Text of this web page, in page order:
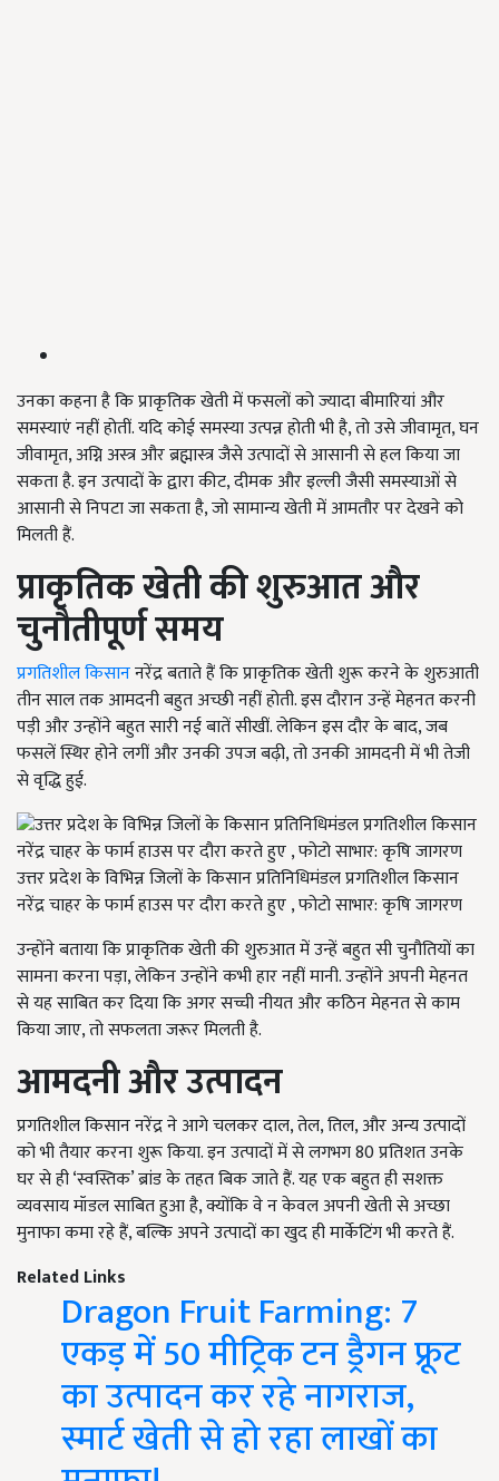
उनका कहना है कि प्राकृतिक खेती में फसलों को ज्यादा बीमारियां और
समस्याएं नहीं होतीं. यदि कोई समस्या उत्पन्न होती भी है, तो उसे जीवामृत, घन
जीवामृत, अग्नि अस्त्र और ब्रह्मास्त्र जैसे उत्पादों से आसानी से हल किया जा
सकता है. इन उत्पादों के द्वारा कीट, दीमक और इल्ली जैसी समस्याओं से
आसानी से निपटा जा सकता है, जो सामान्य खेती में आमतौर पर देखने को
मिलती हैं.
प्राकृतिक खेती की शुरुआत और
चुनौतीपूर्ण समय
प्रगतिशील किसाननरेंद्र बताते हैं कि प्राकृतिक खेती शुरू करने के शुरुआती
तीन साल तक आमदनी बहुत अच्छी नहीं होती. इस दौरान उन्हें मेहनत करनी
पड़ी और उन्होंने बहुत सारी नई बातें सीखीं. लेकिन इस दौर के बाद, जब
फसलें स्थिर होने लगीं और उनकी उपज बढ़ी, तो उनकी आमदनी में भी तेजी
से वृद्धि हुई.
उत्तर प्रदेश के विभिन्न जिलों के किसान प्रतिनिधिमंडल प्रगतिशील किसान
नरेंद्र चाहर के फार्म हाउस पर दौरा करते हुए , फोटो साभार: कृषि जागरण
उन्होंने बताया कि प्राकृतिक खेती की शुरुआत में उन्हें बहुत सी चुनौतियों का
सामना करना पड़ा, लेकिन उन्होंने कभी हार नहीं मानी. उन्होंने अपनी मेहनत
से यह साबित कर दिया कि अगर सच्ची नीयत और कठिन मेहनत से काम
किया जाए, तो सफलता जरूर मिलती है.
आमदनी और उत्पादन
प्रगतिशील किसान नरेंद्र ने आगे चलकर दाल, तेल, तिल, और अन्य उत्पादों
को भी तैयार करना शुरू किया. इन उत्पादों में से लगभग 80 प्रतिशत उनके
घर से ही ‘स्वस्तिक’ ब्रांड के तहत बिक जाते हैं. यह एक बहुत ही सशक्त
व्यवसाय मॉडल साबित हुआ है, क्योंकि वे न केवल अपनी खेती से अच्छा
मुनाफा कमा रहे हैं, बल्कि अपने उत्पादों का खुद ही मार्केटिंग भी करते हैं.
Related Links
Dragon Fruit Farming: 7
एकड़ में 50 मीट्रिक टन ड्रैगन फ्रूट
का उत्पादन कर रहे नागराज,
स्मार्ट खेती से हो रहा लाखों का